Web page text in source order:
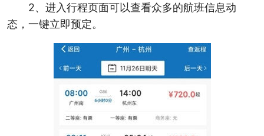
2、进入行程页面可以查看众多的航班信息动
态，一键立即预定。